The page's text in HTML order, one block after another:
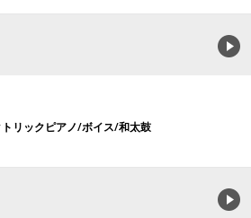
リックピアノ/ボイス/和太鼓